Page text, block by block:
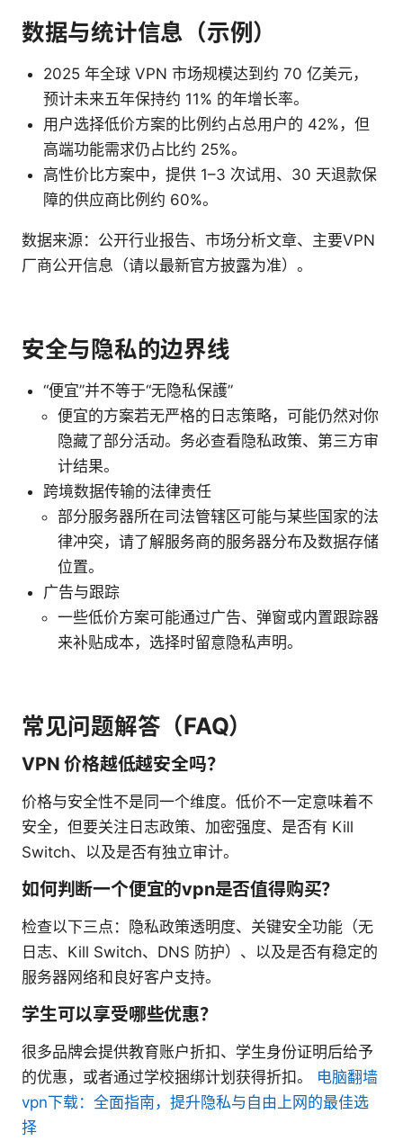
数据与统计信息（示例）
2025 年全球 VPN 市场规模达到约 70 亿美元，
预计未来五年保持约 11% 的年增长率。
用户选择低价方案的比例约占总用户的 42%，但
高端功能需求仍占比约 25%。
高性价比方案中，提供 1–3 次试用、30 天退款保
障的供应商比例约 60%。
数据来源：公开行业报告、市场分析文章、主要VPN
厂商公开信息（请以最新官方披露为准）。
安全与隐私的边界线
“便宜”并不等于“无隐私保護”
便宜的方案若无严格的日志策略，可能仍然对你
隐藏了部分活动。务必查看隐私政策、第三方审
计结果。
跨境数据传输的法律责任
部分服务器所在司法管辖区可能与某些国家的法
律冲突，请了解服务商的服务器分布及数据存储
位置。
广告与跟踪
一些低价方案可能通过广告、弹窗或内置跟踪器
来补贴成本，选择时留意隐私声明。
常见问题解答（FAQ）
VPN 价格越低越安全吗？
价格与安全性不是同一个维度。低价不一定意味着不
安全，但要关注日志政策、加密强度、是否有 Kill
Switch、以及是否有独立审计。
如何判断一个便宜的vpn是否值得购买？
检查以下三点：隐私政策透明度、关键安全功能（无
日志、Kill Switch、DNS 防护）、以及是否有稳定的
服务器网络和良好客户支持。
学生可以享受哪些优惠？
很多品牌会提供教育账户折扣、学生身份证明后给予
的优惠，或者通过学校捆绑计划获得折扣。 电脑翻墙
vpn下载：全面指南，提升隐私与自由上网的最佳选
择